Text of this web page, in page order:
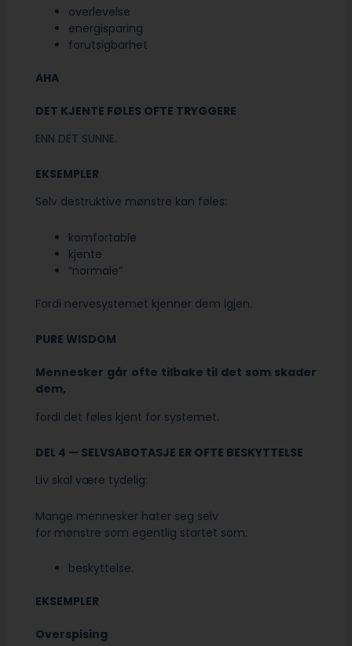
overlevelse
energisparing
forutsigbarhet
AHA
DET KJENTE FØLES OFTE TRYGGERE
ENN DET SUNNE.
EKSEMPLER
Selv destruktive mønstre kan føles:
komfortable
kjente
“normale”
Fordi nervesystemet kjenner dem igjen.
PURE WISDOM
Mennesker går ofte tilbake til det som skader
dem,
fordi det føles kjent for systemet.
DEL 4 — SELVSABOTASJE ER OFTE BESKYTTELSE
Liv skal være tydelig:
Mange mennesker hater seg selv
for mønstre som egentlig startet som:
beskyttelse.
EKSEMPLER
Overspising